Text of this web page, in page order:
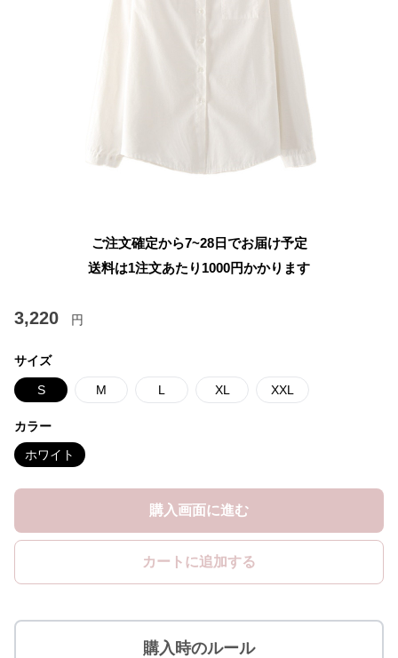
ご注文確定から7~28日でお届け予定
送料は1注文あたり 1000円かかります
3,220 円
サイズ
S M L XL XXL
カラー
ホワイト
購入画面に進む
カートに追加する
購入時のルール